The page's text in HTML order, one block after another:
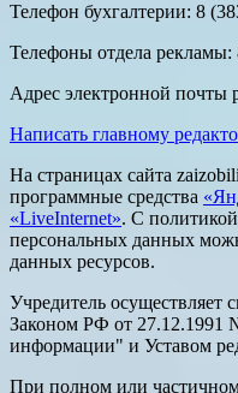
Телефон бухгалтерии: 8
Телефоны отдела рекламы:
Адрес электронной почты
Написать главному
На страницах сайта
программные средства
«LiveInternet». С
персональных данных
данных ресурсов.
Учредитель осуществляет
Законом РФ от 27.12.1991
информации" и Уставом
При полном или